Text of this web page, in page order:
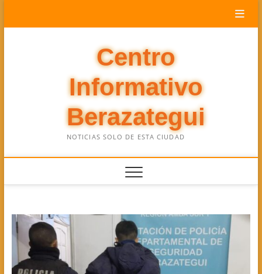
Centro
Informativo
Berazategui
NOTICIAS SOLO DE ESTA CIUDAD